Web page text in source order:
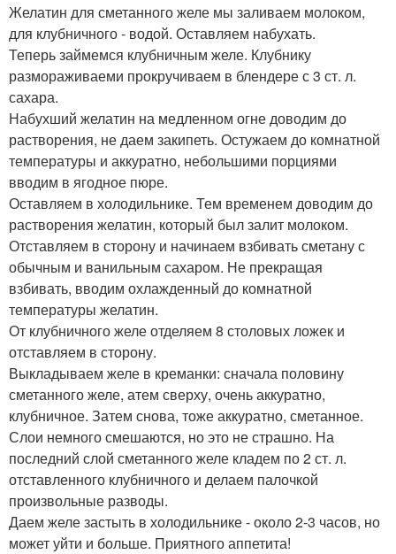
Желатин для сметанного желе мы заливаем молоком,
для клубничного - водой. Оставляем набухать.
Теперь займемся клубничным желе. Клубнику
размораживаеми прокручиваем в блендере с 3 ст. л.
сахара.
Набухший желатин на медленном огне доводим до
растворения, не даем закипеть. Остужаем до комнатной
температуры и аккуратно, небольшими порциями
вводим в ягодное пюре.
Оставляем в холодильнике. Тем временем доводим до
растворения желатин, который был залит молоком.
Отставляем в сторону и начинаем взбивать сметану с
обычным и ванильным сахаром. Не прекращая
взбивать, вводим охлажденный до комнатной
температуры желатин.
От клубничного желе отделяем 8 столовых ложек и
отставляем в сторону.
Выкладываем желе в креманки: сначала половину
сметанного желе, атем сверху, очень аккуратно,
клубничное. Затем снова, тоже аккуратно, сметанное.
Слои немного смешаются, но это не страшно. На
последний слой сметанного желе кладем по 2 ст. л.
отставленного клубничного и делаем палочкой
произвольные разводы.
Даем желе застыть в холодильнике - около 2-3 часов, но
может уйти и больше. Приятного аппетита!